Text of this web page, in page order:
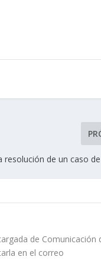
resolución de un caso
de Comunicación
en el correo